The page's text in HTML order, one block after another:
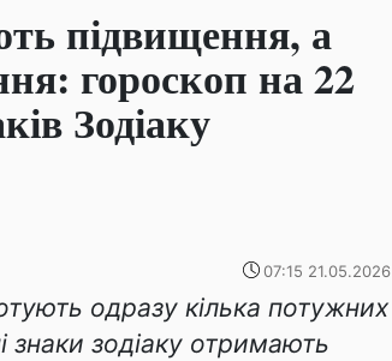
підвищення, а
гороскоп на 22
Зодіаку
07:15 21.05.2026
одразу кілька потужних
знаки зодіаку отримають